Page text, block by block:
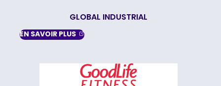
GLOBAL INDUSTRIAL
EN SAVOIR PLUS , OPENS IN A NEW TAB